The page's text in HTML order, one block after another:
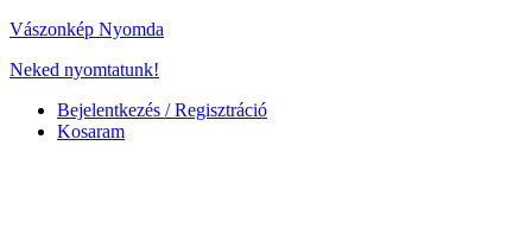
Vászonkép Nyomda
Neked nyomtatunk!
Bejelentkezés / Regisztráció
Kosaram